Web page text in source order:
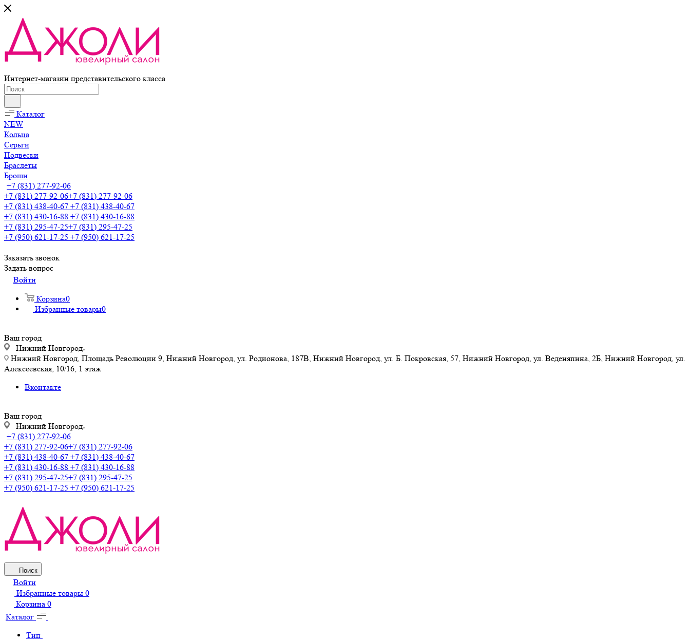
Интернет-магазин представительского класса
Каталог
NEW
Кольца
Серьги
Подвески
Браслеты
Броши
+7 (831) 277-92-06
+7 (831) 277-92-06+7 (831) 277-92-06
+7 (831) 438-40-67 +7 (831) 438-40-67
+7 (831) 430-16-88 +7 (831) 430-16-88
+7 (831) 295-47-25+7 (831) 295-47-25
+7 (950) 621-17-25 +7 (950) 621-17-25
Заказать звонок
Задать вопрос
Войти
Корзина0
Избранные товары0
Ваш город
Нижний Новгород
Нижний Новгород, Площадь Революции 9, Нижний Новгород, ул. Родионова, 187В, Нижний Новгород, ул. Б. Покровская, 57, Нижний Новгород, ул. Веденяпина, 2Б, Нижний Новгород, ул.
Алексеевская, 10/16, 1 этаж
Вконтакте
Ваш город
Нижний Новгород
+7 (831) 277-92-06
+7 (831) 277-92-06+7 (831) 277-92-06
+7 (831) 438-40-67 +7 (831) 438-40-67
+7 (831) 430-16-88 +7 (831) 430-16-88
+7 (831) 295-47-25+7 (831) 295-47-25
+7 (950) 621-17-25 +7 (950) 621-17-25
Поиск
Войти
Избранные товары 0
Корзина 0
Каталог
Тип